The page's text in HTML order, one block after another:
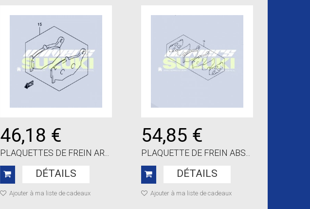
46,18 €
PLAQUETTES DE FREIN AR...
DÉTAILS
Ajouter à ma liste de cadeaux
54,85 €
PLAQUETTE DE FREIN ABS...
DÉTAILS
Ajouter à ma liste de cadeaux